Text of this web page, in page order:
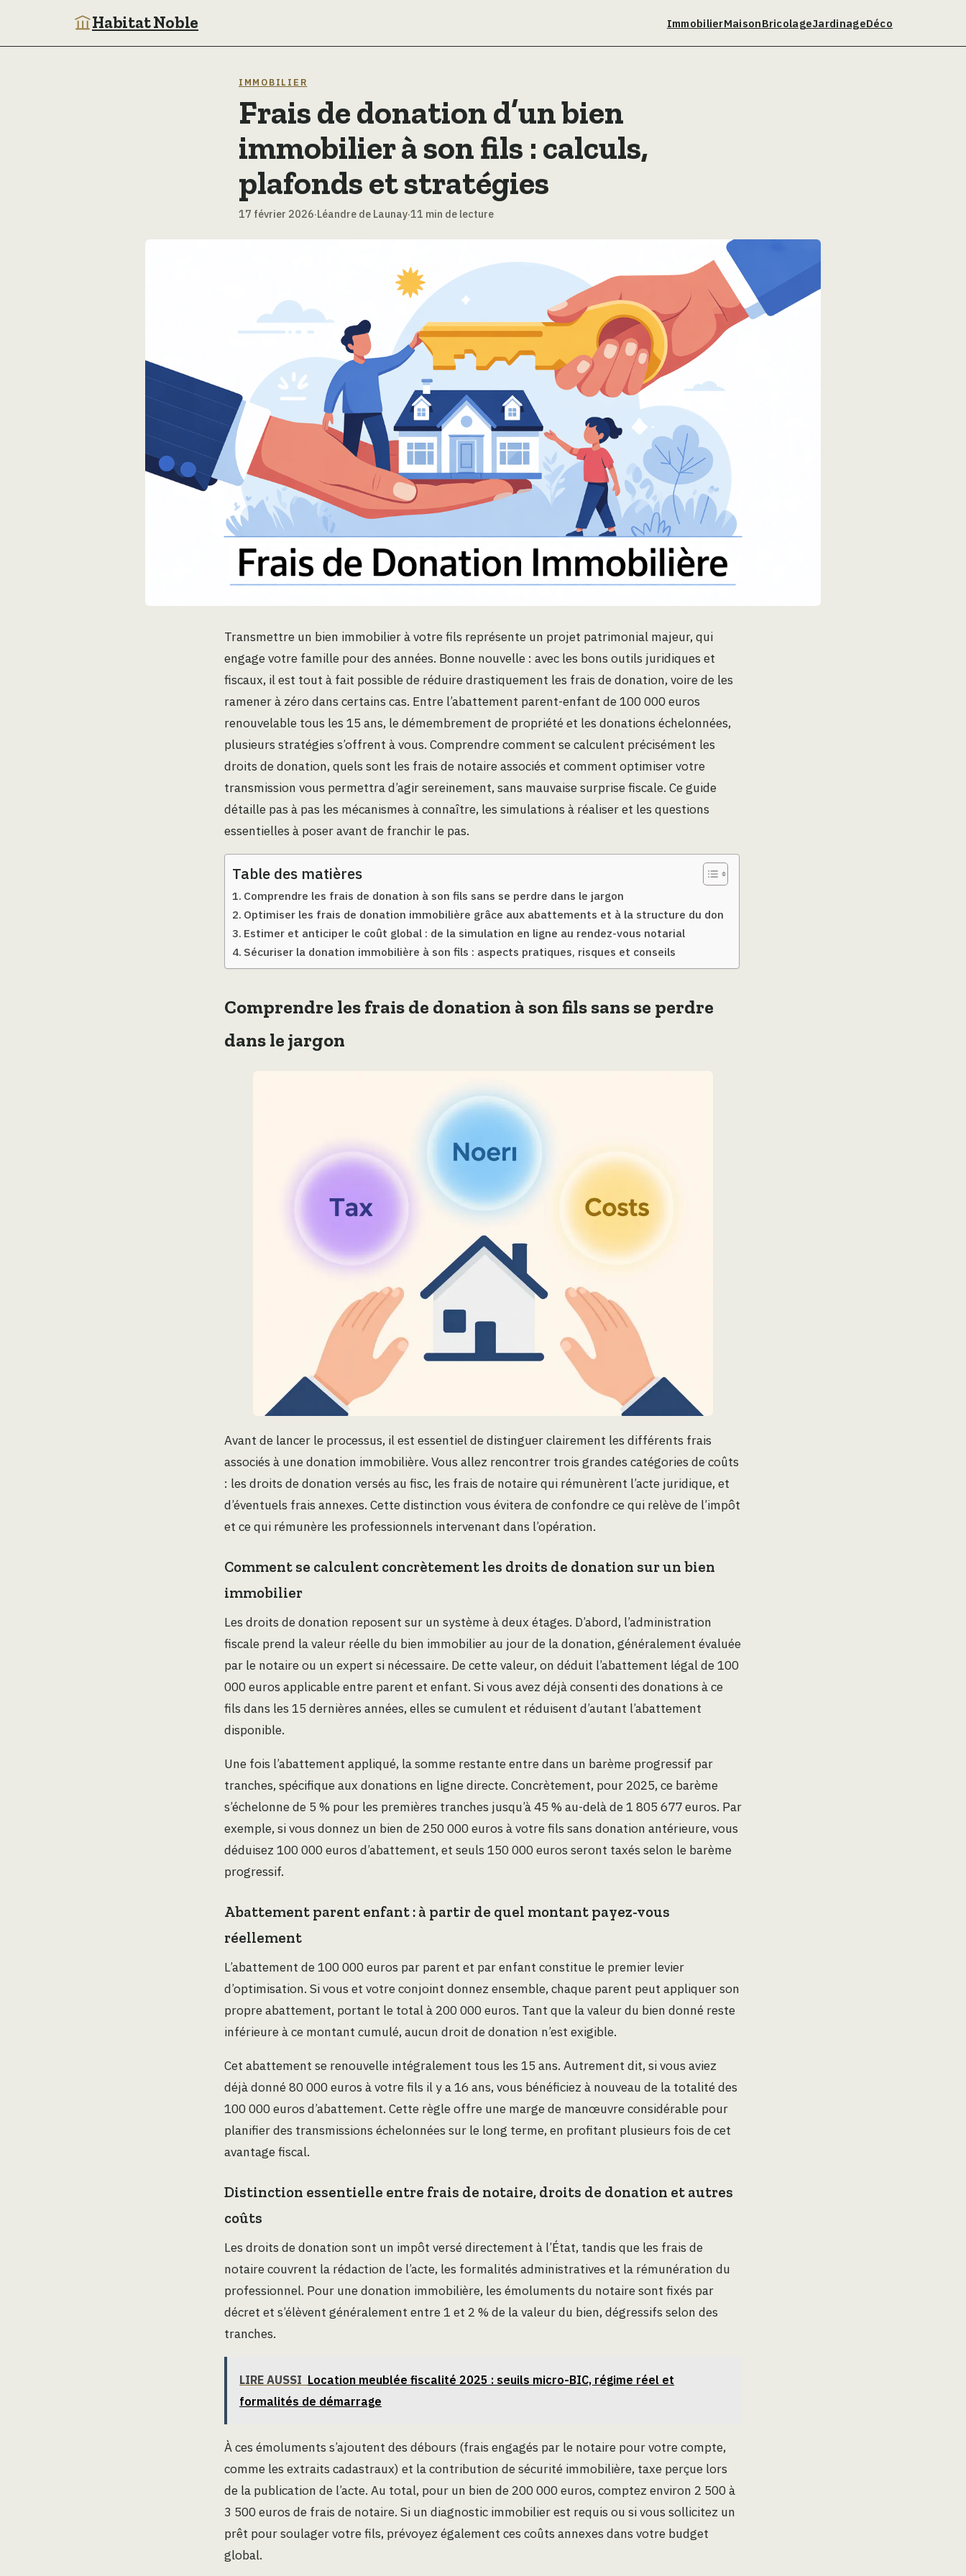
Habitat Noble ImmobilierMaisonBricolageJardinageDéco
IMMOBILIER
Frais de donation d’un bien
immobilier à son fils : calculs,
plafonds et stratégies
17 février 2026·Léandre de Launay·11 min de lecture
Transmettre un bien immobilier à votre fils représente un projet patrimonial majeur, qui
engage votre famille pour des années. Bonne nouvelle : avec les bons outils juridiques et
fiscaux, il est tout à fait possible de réduire drastiquement les frais de donation, voire de les
ramener à zéro dans certains cas. Entre l’abattement parent-enfant de 100 000 euros
renouvelable tous les 15 ans, le démembrement de propriété et les donations échelonnées,
plusieurs stratégies s’offrent à vous. Comprendre comment se calculent précisément les
droits de donation, quels sont les frais de notaire associés et comment optimiser votre
transmission vous permettra d’agir sereinement, sans mauvaise surprise fiscale. Ce guide
détaille pas à pas les mécanismes à connaître, les simulations à réaliser et les questions
essentielles à poser avant de franchir le pas.
Table des matières
Comprendre les frais de donation à son fils sans se perdre dans le jargon
Optimiser les frais de donation immobilière grâce aux abattements et à la structure du don
Estimer et anticiper le coût global : de la simulation en ligne au rendez-vous notarial
Sécuriser la donation immobilière à son fils : aspects pratiques, risques et conseils
Comprendre les frais de donation à son fils sans se perdre
dans le jargon
Avant de lancer le processus, il est essentiel de distinguer clairement les différents frais
associés à une donation immobilière. Vous allez rencontrer trois grandes catégories de coûts
: les droits de donation versés au fisc, les frais de notaire qui rémunèrent l’acte juridique, et
d’éventuels frais annexes. Cette distinction vous évitera de confondre ce qui relève de l’impôt
et ce qui rémunère les professionnels intervenant dans l’opération.
Comment se calculent concrètement les droits de donation sur un bien
immobilier
Les droits de donation reposent sur un système à deux étages. D’abord, l’administration
fiscale prend la valeur réelle du bien immobilier au jour de la donation, généralement évaluée
par le notaire ou un expert si nécessaire. De cette valeur, on déduit l’abattement légal de 100
000 euros applicable entre parent et enfant. Si vous avez déjà consenti des donations à ce
fils dans les 15 dernières années, elles se cumulent et réduisent d’autant l’abattement
disponible.
Une fois l’abattement appliqué, la somme restante entre dans un barème progressif par
tranches, spécifique aux donations en ligne directe. Concrètement, pour 2025, ce barème
s’échelonne de 5 % pour les premières tranches jusqu’à 45 % au-delà de 1 805 677 euros. Par
exemple, si vous donnez un bien de 250 000 euros à votre fils sans donation antérieure, vous
déduisez 100 000 euros d’abattement, et seuls 150 000 euros seront taxés selon le barème
progressif.
Abattement parent enfant : à partir de quel montant payez-vous
réellement
L’abattement de 100 000 euros par parent et par enfant constitue le premier levier
d’optimisation. Si vous et votre conjoint donnez ensemble, chaque parent peut appliquer son
propre abattement, portant le total à 200 000 euros. Tant que la valeur du bien donné reste
inférieure à ce montant cumulé, aucun droit de donation n’est exigible.
Cet abattement se renouvelle intégralement tous les 15 ans. Autrement dit, si vous aviez
déjà donné 80 000 euros à votre fils il y a 16 ans, vous bénéficiez à nouveau de la totalité des
100 000 euros d’abattement. Cette règle offre une marge de manœuvre considérable pour
planifier des transmissions échelonnées sur le long terme, en profitant plusieurs fois de cet
avantage fiscal.
Distinction essentielle entre frais de notaire, droits de donation et autres
coûts
Les droits de donation sont un impôt versé directement à l’État, tandis que les frais de
notaire couvrent la rédaction de l’acte, les formalités administratives et la rémunération du
professionnel. Pour une donation immobilière, les émoluments du notaire sont fixés par
décret et s’élèvent généralement entre 1 et 2 % de la valeur du bien, dégressifs selon des
tranches.
LIRE AUSSI Location meublée fiscalité 2025 : seuils micro-BIC, régime réel et
formalités de démarrage
À ces émoluments s’ajoutent des débours (frais engagés par le notaire pour votre compte,
comme les extraits cadastraux) et la contribution de sécurité immobilière, taxe perçue lors
de la publication de l’acte. Au total, pour un bien de 200 000 euros, comptez environ 2 500 à
3 500 euros de frais de notaire. Si un diagnostic immobilier est requis ou si vous sollicitez un
prêt pour soulager votre fils, prévoyez également ces coûts annexes dans votre budget
global.